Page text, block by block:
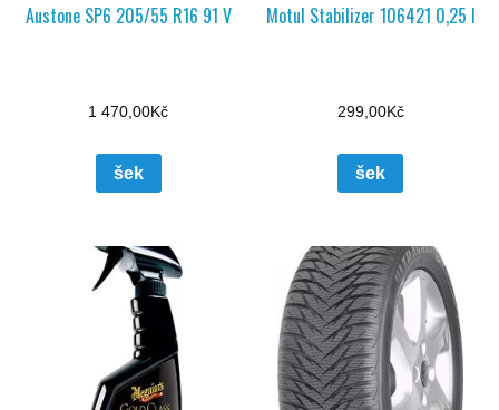
Austone SP6 205/55 R16 91 V
1 470,00Kč
šek
Motul Stabilizer 106421 0,25 l
299,00Kč
šek